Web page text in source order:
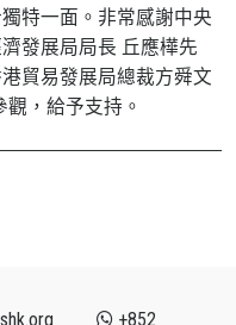
特一面。非常感謝中央
發展局局長 丘應樺先
貿易發展局總裁方舜文
觀，給予支持。
+852